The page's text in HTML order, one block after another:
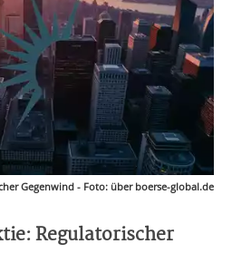
Gegenwind - Foto: über boerse-global.de
Regulatorischer